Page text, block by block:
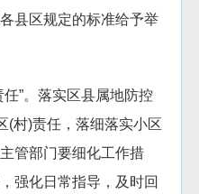
县区规定的标准给予举
”。落实区县属地防控
(村)责任，落细落实小区
管部门要细化工作措
强化日常指导，及时回